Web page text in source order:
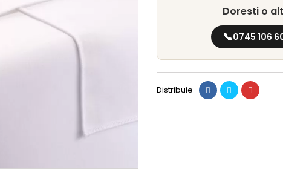
Doresti o
📞0745 106
Distribuie